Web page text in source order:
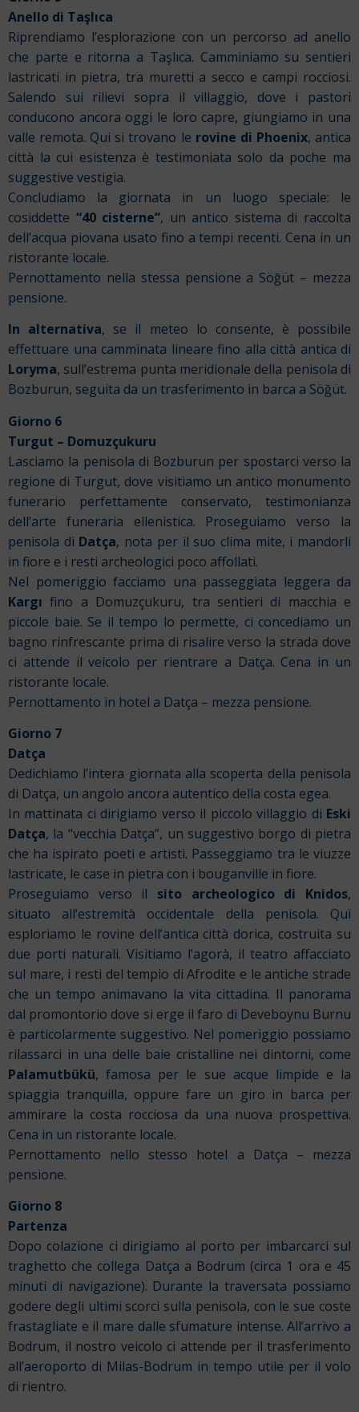
Anello di Taşlıca
Riprendiamo l’esplorazione con un percorso ad anello
che parte e ritorna a Taşlıca. Camminiamo su sentieri
lastricati in pietra, tra muretti a secco e campi rocciosi.
Salendo sui rilievi sopra il villaggio, dove i pastori
conducono ancora oggi le loro capre, giungiamo in una
valle remota. Qui si trovano le rovine di Phoenix, antica
città la cui esistenza è testimoniata solo da poche ma
suggestive vestigia.
Concludiamo la giornata in un luogo speciale: le
cosiddette “40 cisterne”, un antico sistema di raccolta
dell’acqua piovana usato fino a tempi recenti. Cena in un
ristorante locale.
Pernottamento nella stessa pensione a Söğüt – mezza
pensione.
In alternativa, se il meteo lo consente, è possibile
effettuare una camminata lineare fino alla città antica di
Loryma, sull’estrema punta meridionale della penisola di
Bozburun, seguita da un trasferimento in barca a Söğüt.
Giorno 6
Turgut – Domuzçukuru
Lasciamo la penisola di Bozburun per spostarci verso la
regione di Turgut, dove visitiamo un antico monumento
funerario perfettamente conservato, testimonianza
dell’arte funeraria ellenistica. Proseguiamo verso la
penisola di Datça, nota per il suo clima mite, i mandorli
in fiore e i resti archeologici poco affollati.
Nel pomeriggio facciamo una passeggiata leggera da
Kargı fino a Domuzçukuru, tra sentieri di macchia e
piccole baie. Se il tempo lo permette, ci concediamo un
bagno rinfrescante prima di risalire verso la strada dove
ci attende il veicolo per rientrare a Datça. Cena in un
ristorante locale.
Pernottamento in hotel a Datça – mezza pensione.
Giorno 7
Datça
Dedichiamo l’intera giornata alla scoperta della penisola
di Datça, un angolo ancora autentico della costa egea.
In mattinata ci dirigiamo verso il piccolo villaggio di Eski
Datça, la “vecchia Datça”, un suggestivo borgo di pietra
che ha ispirato poeti e artisti. Passeggiamo tra le viuzze
lastricate, le case in pietra con i bouganville in fiore.
Proseguiamo verso il sito archeologico di Knidos,
situato all’estremità occidentale della penisola. Qui
esploriamo le rovine dell’antica città dorica, costruita su
due porti naturali. Visitiamo l’agorà, il teatro affacciato
sul mare, i resti del tempio di Afrodite e le antiche strade
che un tempo animavano la vita cittadina. Il panorama
dal promontorio dove si erge il faro di Deveboynu Burnu
è particolarmente suggestivo. Nel pomeriggio possiamo
rilassarci in una delle baie cristalline nei dintorni, come
Palamutbükü, famosa per le sue acque limpide e la
spiaggia tranquilla, oppure fare un giro in barca per
ammirare la costa rocciosa da una nuova prospettiva.
Cena in un ristorante locale.
Pernottamento nello stesso hotel a Datça – mezza
pensione.
Giorno 8
Partenza
Dopo colazione ci dirigiamo al porto per imbarcarci sul
traghetto che collega Datça a Bodrum (circa 1 ora e 45
minuti di navigazione). Durante la traversata possiamo
godere degli ultimi scorci sulla penisola, con le sue coste
frastagliate e il mare dalle sfumature intense. All’arrivo a
Bodrum, il nostro veicolo ci attende per il trasferimento
all’aeroporto di Milas-Bodrum in tempo utile per il volo
di rientro.